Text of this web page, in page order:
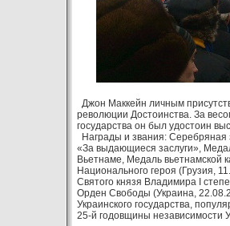
Джон Маккейн личным
революции Достоинства. За
государства он был удостоин
Награды и звания: Серебряная
«За выдающиеся заслуги»,
Вьетнаме, Медаль вьетнамской
Национального героя (Грузия,
Святого князя Владимира I
Орден Свободы (Украина,
Украинского государства,
25-й годовщины независимости